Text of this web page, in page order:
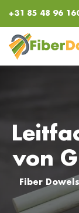
Zum
springen
+31 85 48 96
von
Fiber Dowels